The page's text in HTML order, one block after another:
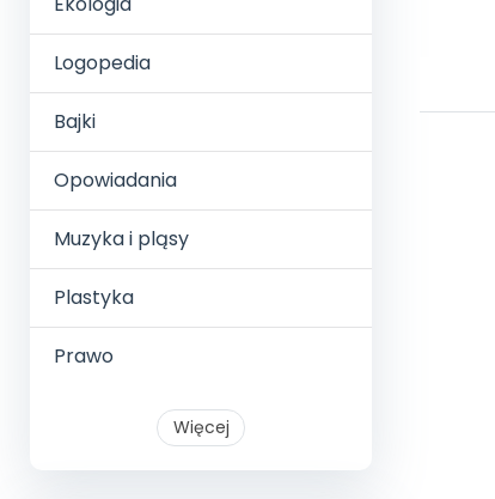
Logopedia
Bajki
Opowiadania
Muzyka i pląsy
Plastyka
Prawo
Więcej